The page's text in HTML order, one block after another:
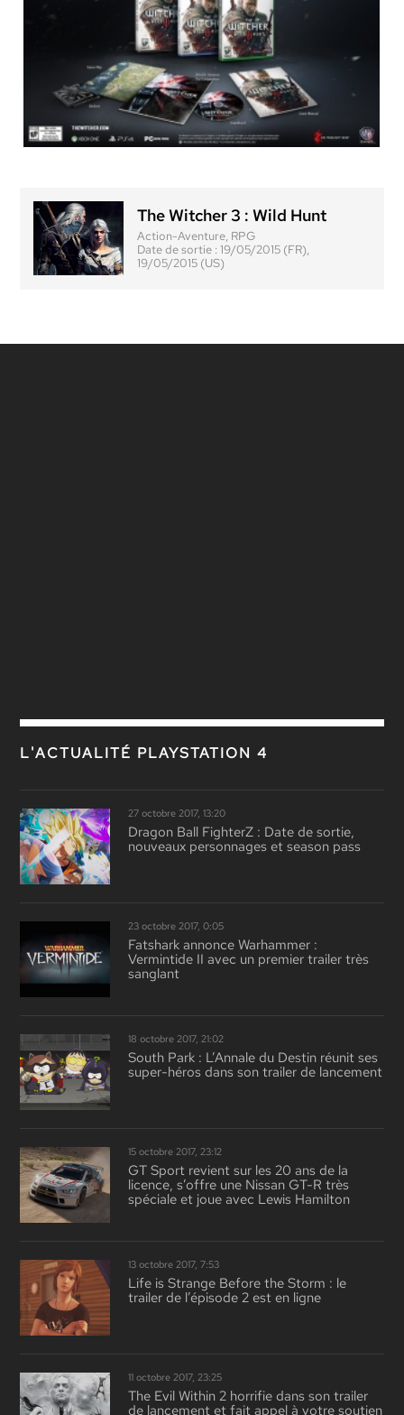
The Witcher 3 : Wild Hunt
Action-Aventure, RPG
Date de sortie : 19/05/2015 (FR),
19/05/2015 (US)
L'ACTUALITÉ PLAYSTATION 4
27 octobre 2017, 13:20
Dragon Ball FighterZ : Date de sortie,
nouveaux personnages et season pass
23 octobre 2017, 0:05
Fatshark annonce Warhammer :
Vermintide II avec un premier trailer très
sanglant
18 octobre 2017, 21:02
South Park : L’Annale du Destin réunit ses
super-héros dans son trailer de lancement
15 octobre 2017, 23:12
GT Sport revient sur les 20 ans de la
licence, s’offre une Nissan GT-R très
spéciale et joue avec Lewis Hamilton
13 octobre 2017, 7:53
Life is Strange Before the Storm : le
trailer de l’épisode 2 est en ligne
11 octobre 2017, 23:25
The Evil Within 2 horrifie dans son trailer
de lancement et fait appel à votre soutien